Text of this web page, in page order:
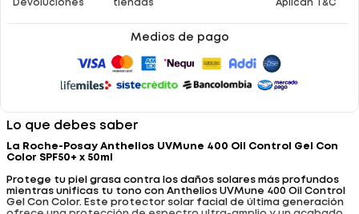
Devoluciones
tiendas
Aplican T&C
Medios de pago
Lo que debes saber
La Roche-Posay Anthelios UVMune 400 Oil Control Gel Con
Color SPF50+ x 50ml
Protege tu piel grasa contra los daños solares más profundos
mientras unificas tu tono con Anthelios UVMune 400 Oil Control
Gel Con Color. Este protector solar facial de última generación